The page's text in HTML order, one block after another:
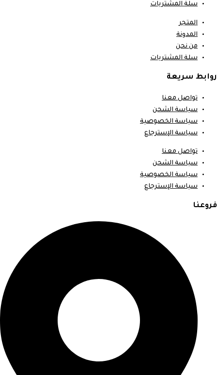
سلة المشتريات
المتجر
المدونة
من نحن
سلة المشتريات
روابط سريعة
تواصل معنا
سياسة الشحن
سياسة الخصوصية
سياسة الإسترجاع
تواصل معنا
سياسة الشحن
سياسة الخصوصية
سياسة الإسترجاع
فروعنا